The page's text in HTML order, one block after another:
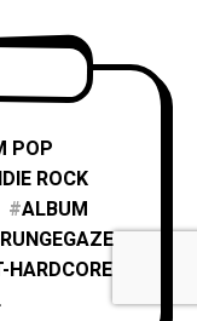
POP
ROCK
ALBUM
HARDCORE